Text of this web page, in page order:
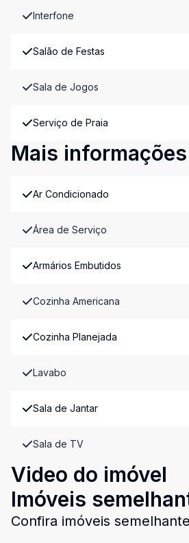
Interfone
Salão de Festas
Sala de Jogos
Serviço de Praia
Mais informações
Ar Condicionado
Área de Serviço
Armários Embutidos
Cozinha Americana
Cozinha Planejada
Lavabo
Sala de Jantar
Sala de TV
Video do imóvel
Imóveis
Confira imóveis